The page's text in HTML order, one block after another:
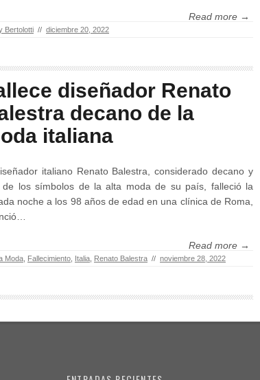
Read more →
Bertolotti // diciembre 20, 2022
diseñador Renato
decano de la
italiana
italiano Renato Balestra, considerado decano y
de los símbolos de la alta moda de su país, falleció la
noche a los 98 años de edad en una clínica de Roma,
Read more →
Moda Fallecimiento Italia Renato Balestra // noviembre 28, 2022